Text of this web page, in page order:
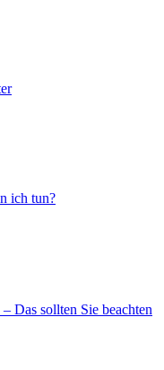
ich tun?
Das sollten Sie beachten